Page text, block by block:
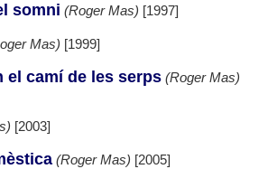
somni (Roger Mas) [1997]
Mas) [1999]
el camí de les serps (Roger Mas)
[2003]
(Roger Mas) [2005]